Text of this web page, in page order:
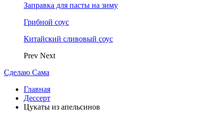
Заправка для пасты на зиму
Грибной соус
Китайский сливовый соус
Prev Next
Сделаю Сама
Главная
Дессерт
Цукаты из апельсинов